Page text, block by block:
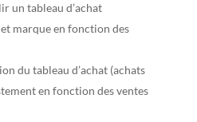
un tableau d’achat
marque en fonction des
du tableau d’achat (achats
en fonction des ventes